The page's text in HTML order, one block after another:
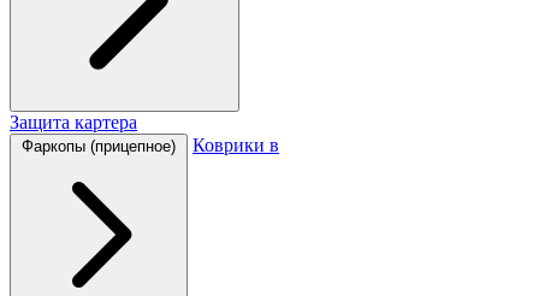
Защита картера
Фаркопы (прицепное) Коврики в